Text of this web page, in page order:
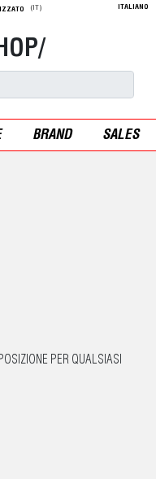
(IT) ITALIANO
BRAND SALES
PER QUALSIASI